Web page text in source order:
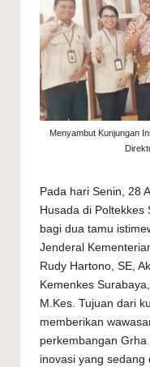
Menyambut Kunjungan
Pada hari Senin, 28
Husada di
bagi dua tamu
Jenderal
Rudy Hartono, SE,
Kemenkes
M.Kes. Tujuan dari
memberikan
perkembangan
inovasi yang sedang